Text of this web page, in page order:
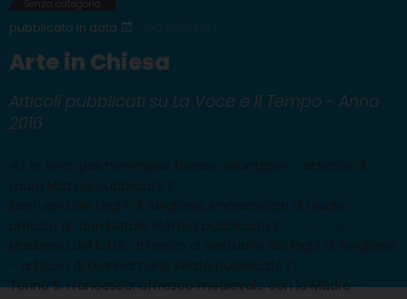
Senza categoria
Arte in Chiesa
Articoli pubblicati su La Voce e Il Tempo - Anno
2016
Torino S. Francesco: affresco medievale con la Madre –